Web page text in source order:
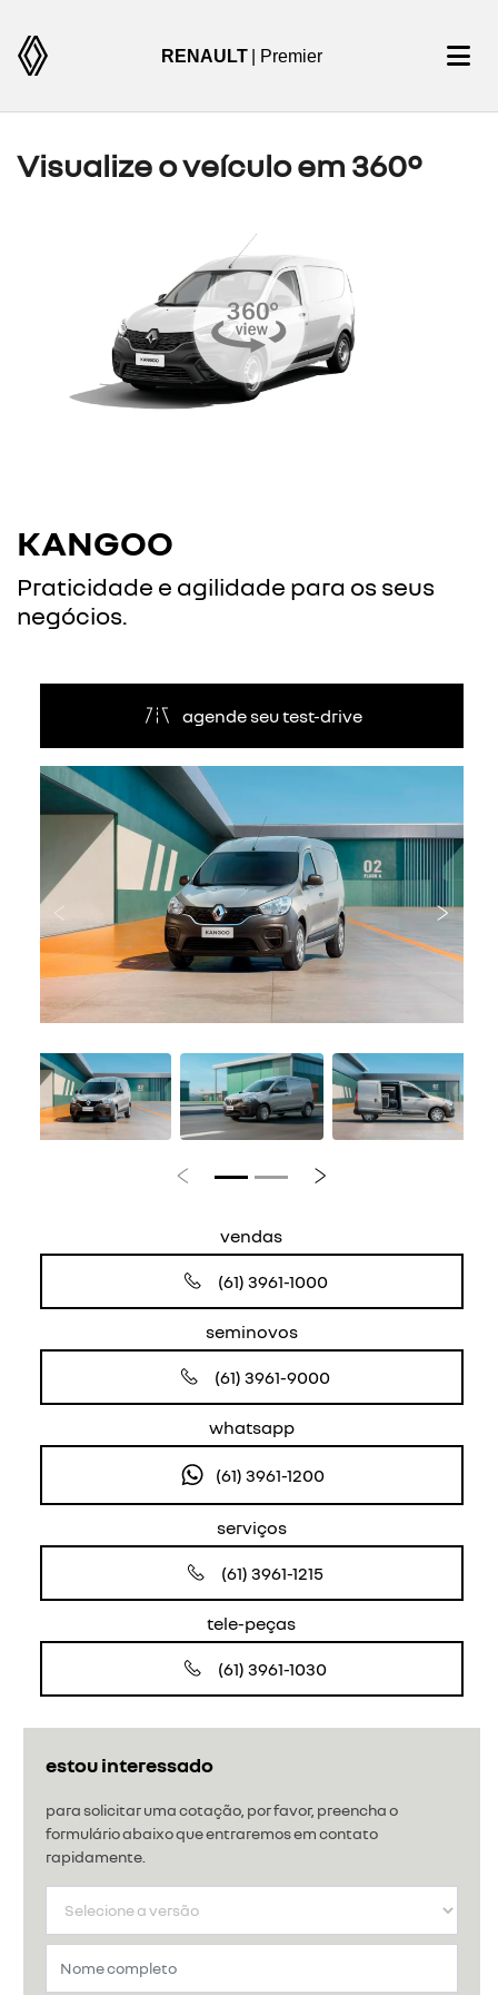
RENAULT | Premier
Visualize o veículo em 360°
KANGOO
Praticidade e agilidade para os seus
negócios.
agende seu test-drive
estou interessado
para solicitar uma cotação, por favor, preencha o
formulário abaixo que entraremos em contato
rapidamente.
Anterior
Anterior Próximo
vendas
(61) 3961-1000
seminovos
(61) 3961-9000
whatsapp
(61) 3961-1200
serviços
(61) 3961-1215
tele-peças
(61) 3961-1030